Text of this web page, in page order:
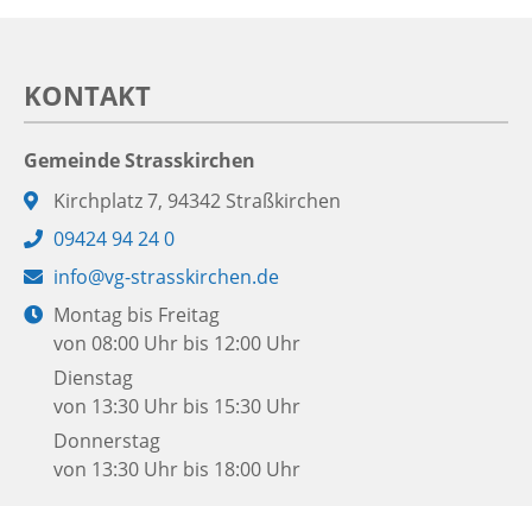
KONTAKT
Gemeinde Strasskirchen
Adresse:
Kirchplatz 7, 94342 Straßkirchen
Telefon:
09424 94 24 0
E-
Mail:
info@vg-strasskirchen.de
Öffnungszeiten:
Montag bis Freitag
von 08:00 Uhr bis 12:00 Uhr
Dienstag
von 13:30 Uhr bis 15:30 Uhr
Donnerstag
von 13:30 Uhr bis 18:00 Uhr